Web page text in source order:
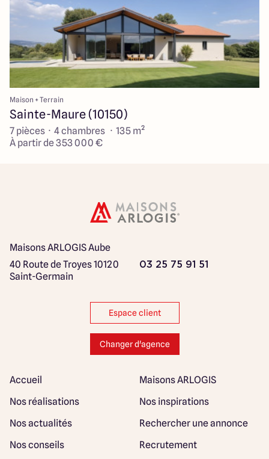
Maison + Terrain
Sainte-Maure (10150)
7 pièces · 4 chambres · 135 m²
À partir de 353 000 €
Maisons ARLOGIS Aube
40 Route de Troyes10120
Saint-Germain
03 25 75 91 51
Espace client
Changer d'agence
Accueil
Maisons ARLOGIS
Nos réalisations
Nos inspirations
Nos actualités
Rechercher une annonce
Nos conseils
Recrutement